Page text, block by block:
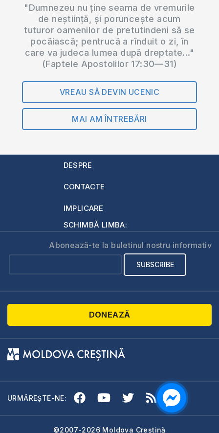
"Dumnezeu nu ține seama de vremurile
de neștiință, și poruncește acum
tuturor oamenilor de pretutindeni să se
pocăiască; pentrucă a rînduit o zi, în
care va judeca lumea după dreptate..."
(Faptele Apostolilor 17:30—31)
VREAU SĂ DEVIN UCENIC
MAI AM ÎNTREBĂRI
DESPRE
CONTACTE
IMPLICARE
SCHIMBĂ LIMBA:
Abonează-te la buletinul nostru informativ
DONEAZĂ
URMĂREȘTE-NE:
©2007-2026 Moldova Creștină